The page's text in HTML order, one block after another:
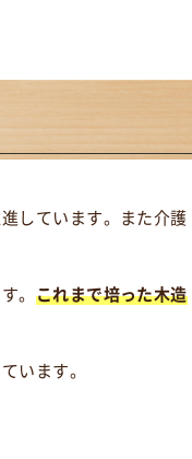
しています。また介護
。 これまで培った木造
います。